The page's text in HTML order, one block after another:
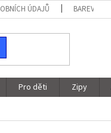
ÚDAJŮ BAREVNICE
Pro děti Zipy